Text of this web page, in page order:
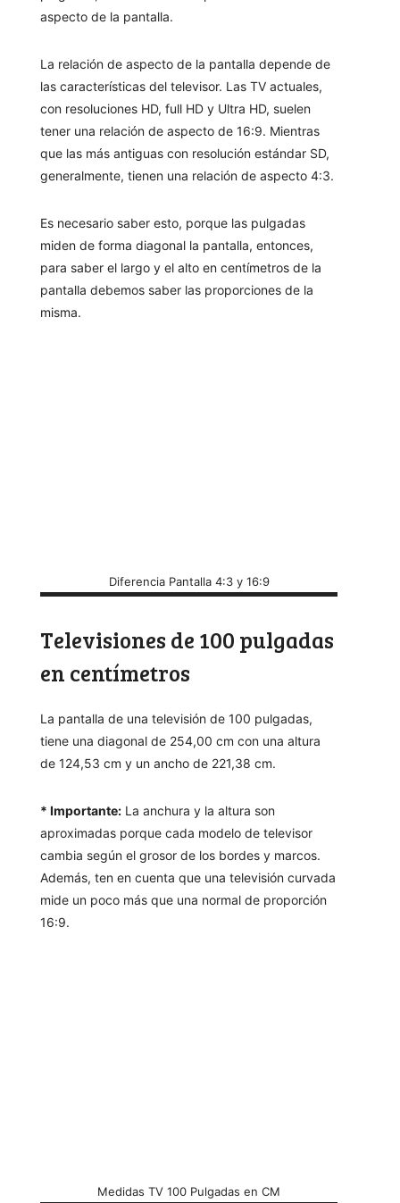
aspecto de la pantalla.
La relación de aspecto de la pantalla depende de
las características del televisor. Las TV actuales,
con resoluciones HD, full HD y Ultra HD, suelen
tener una relación de aspecto de 16:9. Mientras
que las más antiguas con resolución estándar SD,
generalmente, tienen una relación de aspecto 4:3.
Es necesario saber esto, porque las pulgadas
miden de forma diagonal la pantalla, entonces,
para saber el largo y el alto en centímetros de la
pantalla debemos saber las proporciones de la
misma.
Diferencia Pantalla 4:3 y 16:9
Televisiones de 100 pulgadas
en centímetros
La pantalla de una televisión de 100 pulgadas,
tiene una diagonal de 254,00 cm con una altura
de 124,53 cm y un ancho de 221,38 cm.
* Importante: La anchura y la altura son
aproximadas porque cada modelo de televisor
cambia según el grosor de los bordes y marcos.
Además, ten en cuenta que una televisión curvada
mide un poco más que una normal de proporción
16:9.
Medidas TV 100 Pulgadas en CM